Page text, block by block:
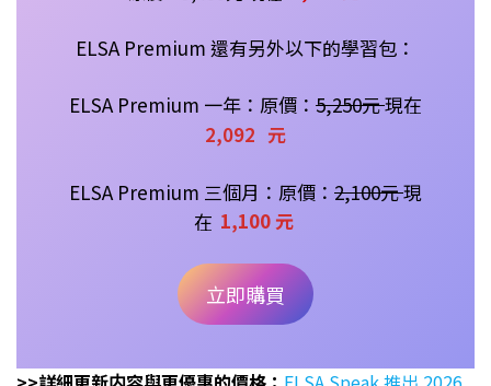
ELSA Premium 還有另外以下的學習包：
ELSA Premium 一年：原價： 5,250元現在
2,092 元
ELSA Premium 三個月：原價： 2,100元現
在 1,100 元
立即購買